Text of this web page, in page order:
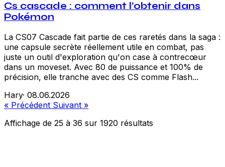
Cs cascade : comment l’obtenir dans
Pokémon
La CS07 Cascade fait partie de ces raretés dans la saga :
une capsule secrète réellement utile en combat, pas
juste un outil d'exploration qu'on case à contrecœur
dans un moveset. Avec 80 de puissance et 100% de
précision, elle tranche avec des CS comme Flash...
Hary· 08.06.2026
« Précédent Suivant »
Affichage de 25 à 36 sur 1920 résultats